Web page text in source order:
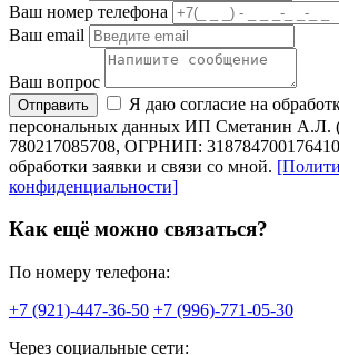
Ваш номер телефона
Ваш email
Ваш вопрос
Отправить
Я даю согласие на
персональных данных ИП Сметанин
780217085708, ОГРНИП:
обработки заявки и связи со мной.
конфиденциальности]
Как ещё можно связаться?
По номеру телефона:
+7 (921)-447-36-50 +7 (996)-771-05-30
Через социальные сети: